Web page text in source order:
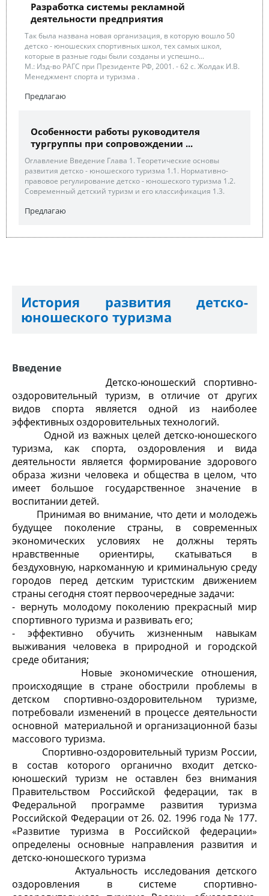
Разработка системы рекламной
деятельности предприятия
Так была названа новая организация, в которую вошло 50
детско - юношеских спортивных школ, тех самых школ,
которые в разные годы были созданы и успешно...
М.: Изд-во РАГС при Президенте РФ, 2001. - 62 с. Жолдак И.В.
Менеджмент спорта и туризма .
Предлагаю
Особенности работы руководителя
тургруппы при сопровождении ...
Оглавление Введение Глава 1. Теоретические основы
развития детско - юношеского туризма 1.1. Нормативно-
правовое регулирование детско - юношеского туризма 1.2.
Современный детский туризм и его классификация 1.3.
Предлагаю
История развития детско-
юношеского туризма
Введение
Детско-юношеский спортивно-
оздоровительный туризм, в отличие от других
видов спорта является одной из наиболее
эффективных оздоровительных технологий.
Одной из важных целей детско-юношеского
туризма, как спорта, оздоровления и вида
деятельности является формирование здорового
образа жизни человека и общества в целом, что
имеет большое государственное значение в
воспитании детей.
Принимая во внимание, что дети и молодежь
будущее поколение страны, в современных
экономических условиях не должны терять
нравственные ориентиры, скатываться в
бездуховную, наркоманную и криминальную среду
городов перед детским туристским движением
страны сегодня стоят первоочередные задачи:
- вернуть молодому поколению прекрасный мир
спортивного туризма и развивать его;
- эффективно обучить жизненным навыкам
выживания человека в природной и городской
среде обитания;
Новые экономические отношения,
происходящие в стране обострили проблемы в
детском спортивно-оздоровительном туризме,
потребовали изменений в процессе деятельности
основной материальной и организационной базы
массового туризма.
Спортивно-оздоровительный туризм России,
в состав которого органично входит детско-
юношеский туризм не оставлен без внимания
Правительством Российской федерации, так в
Федеральной программе развития туризма
Российской Федерации от 26. 02. 1996 года № 177.
«Развитие туризма в Российской федерации»
определены основные направления развития и
детско-юношеского туризма
Актуальность исследования детского
оздоровления в системе спортивно-